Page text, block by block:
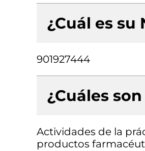
¿Cuál es su
901927444
¿Cuáles
Actividades de la
productos